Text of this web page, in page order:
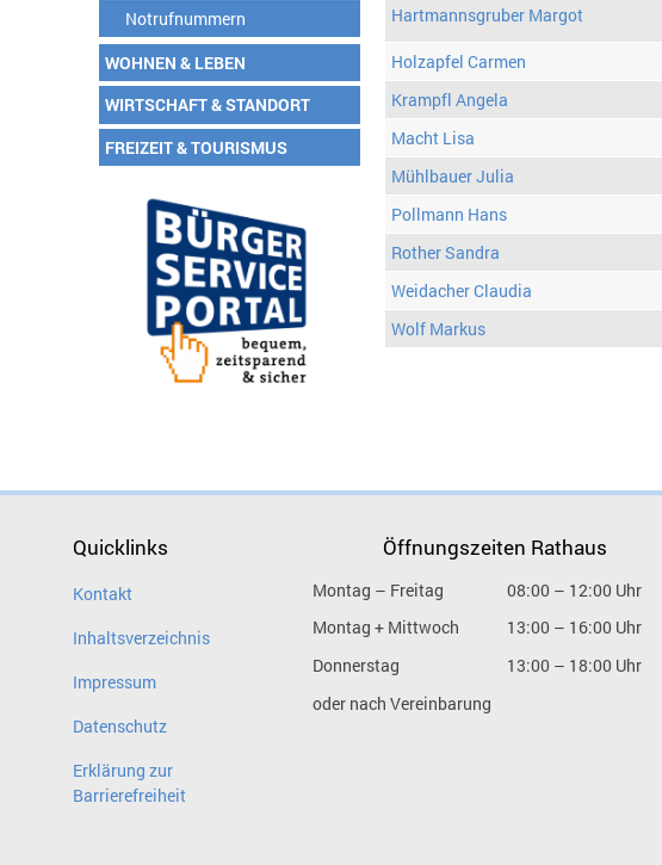
Notrufnummern
WOHNEN & LEBEN
WIRTSCHAFT & STANDORT
FREIZEIT & TOURISMUS
Hartmannsgruber Margot
Holzapfel Carmen
Krampfl Angela
Macht Lisa
Mühlbauer Julia
Pollmann Hans
Rother Sandra
Weidacher Claudia
Wolf Markus
Quicklinks
Kontakt
Inhaltsverzeichnis
Impressum
Datenschutz
Erklärung zur
Barrierefreiheit
Öffnungszeiten Rathaus
Montag – Freitag
08:00 – 12:00 Uhr
Montag + Mittwoch
13:00 – 16:00 Uhr
Donnerstag
13:00 – 18:00 Uhr
oder nach Vereinbarung